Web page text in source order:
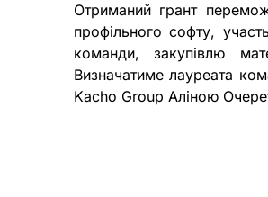
Отриманий грант
профільного софту,
команди, закупівлю
Визначатиме лауреата
Kacho Group Аліною